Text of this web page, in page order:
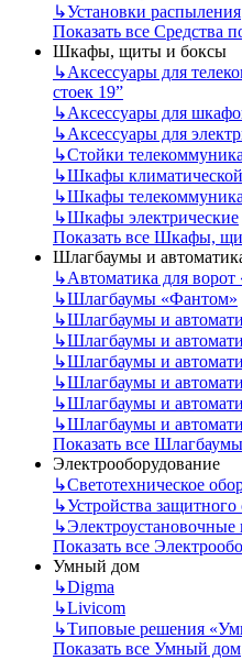
↳Установки распыления
Показать все Средства
Шкафы, щиты и боксы
↳Аксессуары для
стоек 19”
↳Аксессуары для
↳Аксессуары для
↳Стойки
↳Шкафы
↳Шкафы
↳Шкафы электрические
Показать все Шкафы,
Шлагбаумы и
↳Автоматика для
↳Шлагбаумы «Фантом»
↳Шлагбаумы и
↳Шлагбаумы и
↳Шлагбаумы и
↳Шлагбаумы и
↳Шлагбаумы и
↳Шлагбаумы и
Показать все
Электрооборудование
↳Светотехническое
↳Устройства
↳Электроустановочные
Показать все
Умный дом
↳Digma
↳Livicom
↳Типовые решения
Показать все Умный дом